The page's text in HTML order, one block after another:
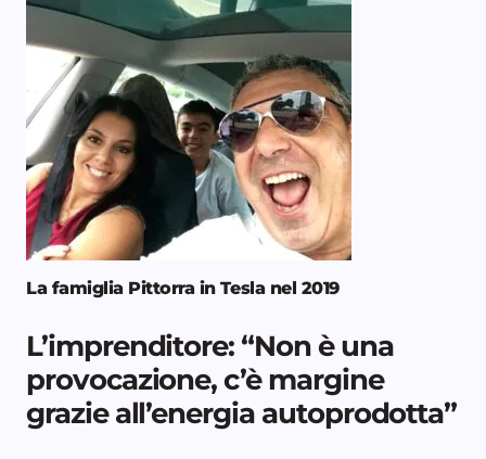
La famiglia Pittorra in Tesla nel 2019
L’imprenditore: “Non è una
provocazione, c’è margine
grazie all’energia autoprodotta”